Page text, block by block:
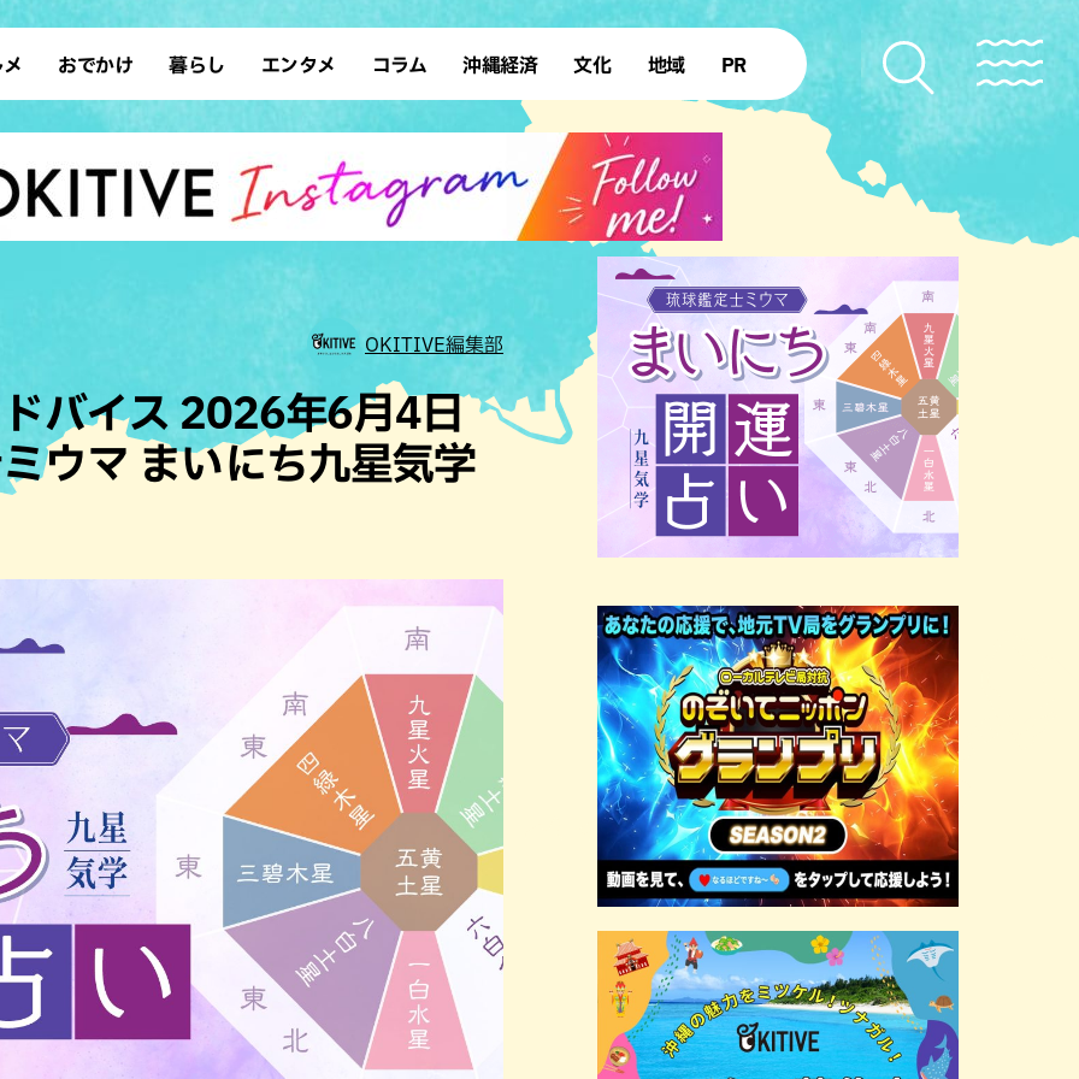
ン 沖縄そば
ウト カフェ
和食・日本料理
アジア・エスニック
・焼肉 焼鳥・串料理
肉料理 居酒屋・バー
イキング
おでかけ
デート ドライブ
散歩 ソロ活
体験
ホテル
サウナ 公園
沖縄の海
暮らし
レシピ SDGs
ファッション ローカルニュース
沖縄移住 沖縄旧暦行事
エンタメ
スポーツ 占い
タレント・芸人 テレビ
コラム 沖縄経済 文化
復帰50年
地域
本島北部 本島中部
本島南部 先島諸島
北部離島
PR
OKITIVE編集部
バイス 2026年6月4日
ウマ まいにち九星気学